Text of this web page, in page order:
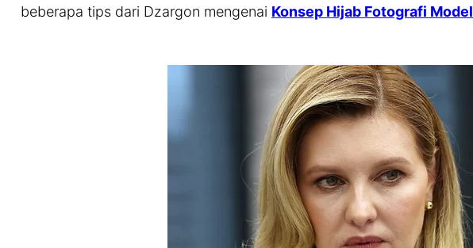
beberapa tips dari Dzargon mengenai Konsep Hijab Fotografi Model